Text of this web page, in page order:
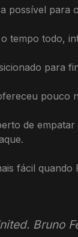
possível para
tempo todo,
para
pouco
de
fácil
Bruno